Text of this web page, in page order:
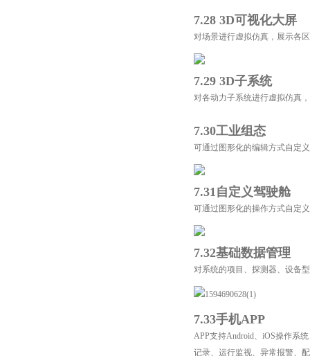
7.28 3D可视化大屏
对场景进行虚拟仿真，展示各
7.29 3D子系统
对各动力子系统进行虚拟仿真
7.30工业组态
可通过图形化的编辑方式自定
7.31自定义驾驶舱
可通过图形化的操作方式自定
7.32基础数据管理
对系统的项目、探测器、设备
7.33手机APP
APP支持Android、iOS操作系
记录、运行监视、异常报警、